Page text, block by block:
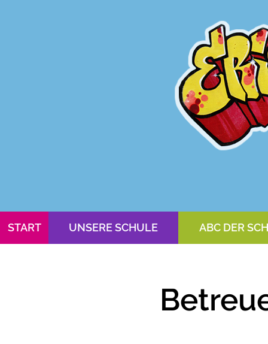
START UNSERE SCHULE ABC DER